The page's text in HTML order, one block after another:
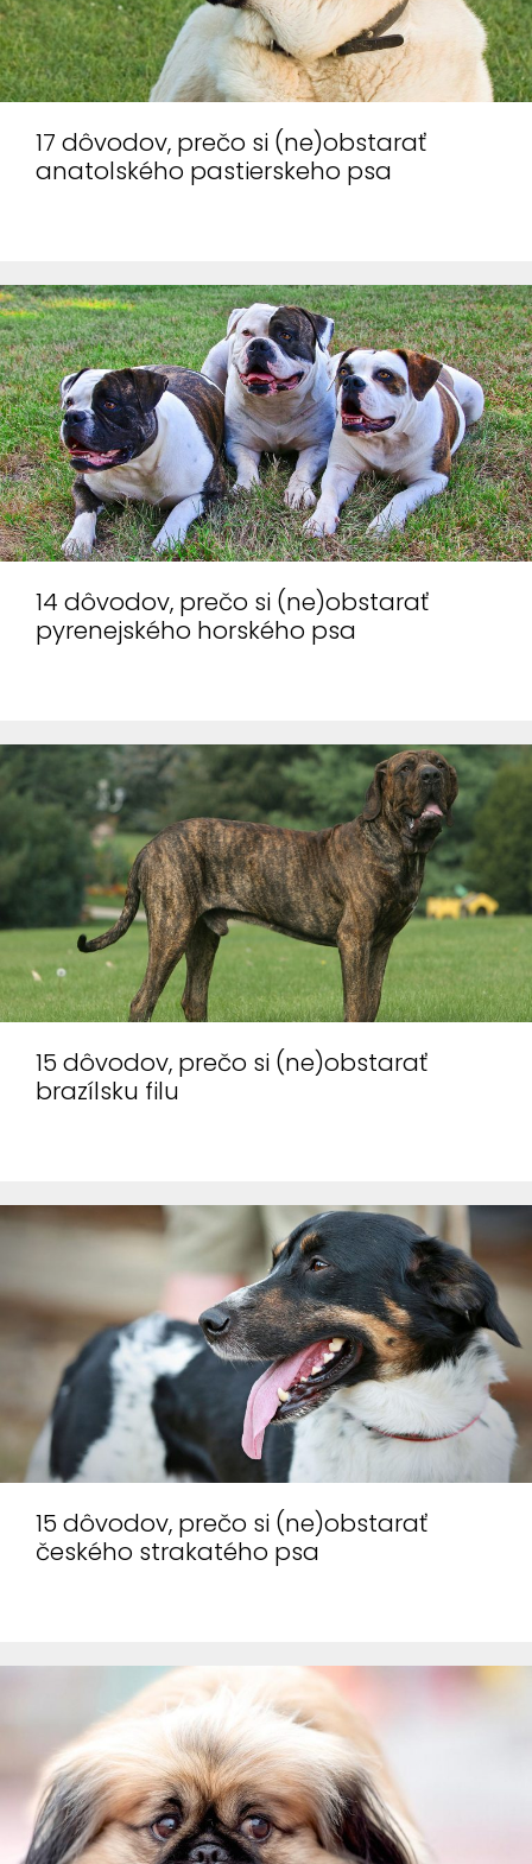
17 dôvodov, prečo si (ne)obstarať
anatolského pastierskeho psa
14 dôvodov, prečo si (ne)obstarať
pyrenejského horského psa
15 dôvodov, prečo si (ne)obstarať
brazílsku filu
15 dôvodov, prečo si (ne)obstarať
českého strakatého psa
(napr.
odporúčané
články).
Marketingové
používame
predovšetkým
preto, aby sme
Vám mohli
zobrazovať
reklamy
relevantné pre
Vaše záujmy,
ktoré Vás
nebudú
obťažovať.
Povolením
prácu s
webom.